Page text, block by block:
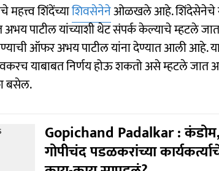
महत्त्व शिंदेंच्याशिवसेनेनेओळखले आहे. शिंदेसेनेचे
अभय पाटील यांच्याशी थेट संपर्क केल्याचे म्हटले
ऑफर अभय पाटील यांना देण्यात आली आहे.
लवकरच याबाबत निर्णय होऊ शकतो असे म्हटले
बसेल.
Gopichand Padalkar : कंडोम,
गोपीचंद पडळकरांच्या